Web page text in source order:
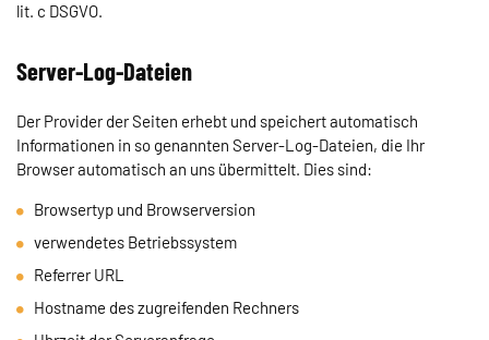
lit. c DSGVO.
Server-Log-Dateien
Der Provider der Seiten erhebt und speichert automatisch
Informationen in so genannten Server-Log-Dateien, die Ihr
Browser automatisch an uns übermittelt. Dies sind:
Browsertyp und Browserversion
verwendetes Betriebssystem
Referrer URL
Hostname des zugreifenden Rechners